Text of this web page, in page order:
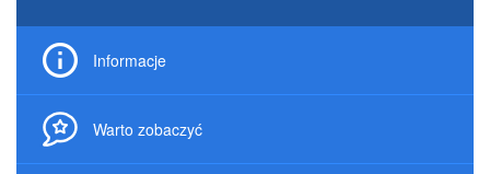
Informacje
Warto zobaczyć